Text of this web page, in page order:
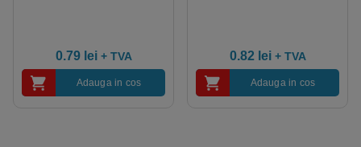
0.79 lei + TVA
Adauga in cos
0.82 lei + TVA
Adauga in cos